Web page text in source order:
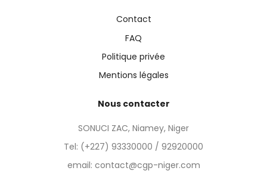
Contact
FAQ
Politique privée
Mentions légales
Nous contacter
SONUCI ZAC, Niamey, Niger
Tel: (+227) 93330000 / 92920000
email: contact@cgp-niger.com